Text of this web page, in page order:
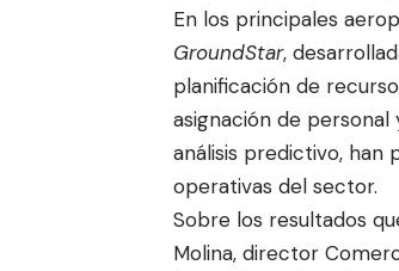
En los principales
GroundStar,
planificación de
asignación de personal
análisis predictivo, han
operativas del sector.
Sobre los resultados
Molina, director